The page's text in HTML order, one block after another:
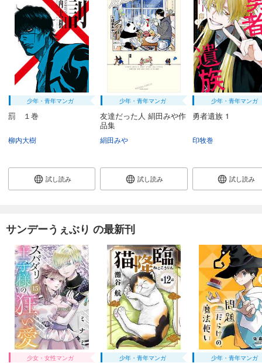
少年・青年マンガ
罰 １巻
柳内大樹
試し読み
少年・青年マンガ
友達だった人 絹田みや作
品集
絹田みや
試し読み
少年・青年マンガ
勇者遺族 1
印牧巻
試し読み
サンデーうぇぶり の最新刊
少女・女性マンガ 少年・青年マンガ 少年・青年マンガ